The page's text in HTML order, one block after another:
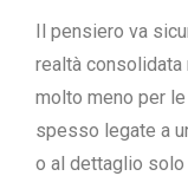
Il pensiero va
realtà consolidata
molto meno per
spesso legate a
o al dettaglio solo